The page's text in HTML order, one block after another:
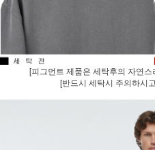
[피그먼트 제품은 세탁후의 자연
[반드시 세탁시 주의하시